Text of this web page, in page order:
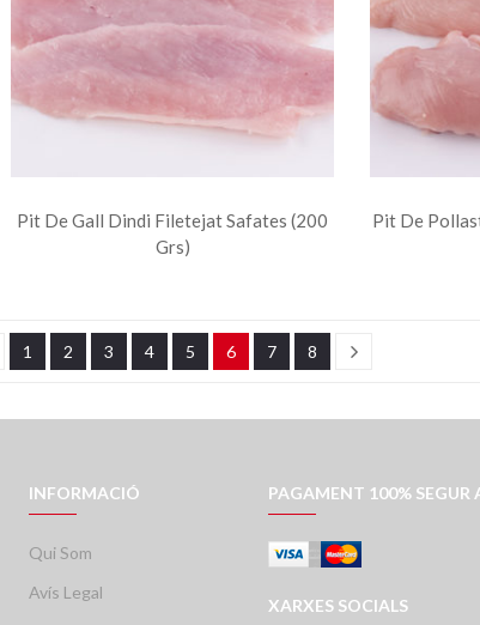
Pit De Gall Dindi Filetejat Safates (200
Grs)
Pit De
1 2 3 4 5 6 7 8
INFORMACIÓ
Qui Som
Avís Legal
PAGAMENT 100% SEGUR
XARXES SOCIALS